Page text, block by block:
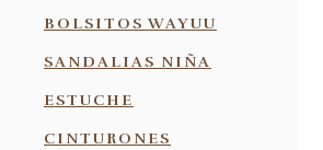
BOLSITOS WAYUU
SANDALIAS NIÑA
ESTUCHE
CINTURONES